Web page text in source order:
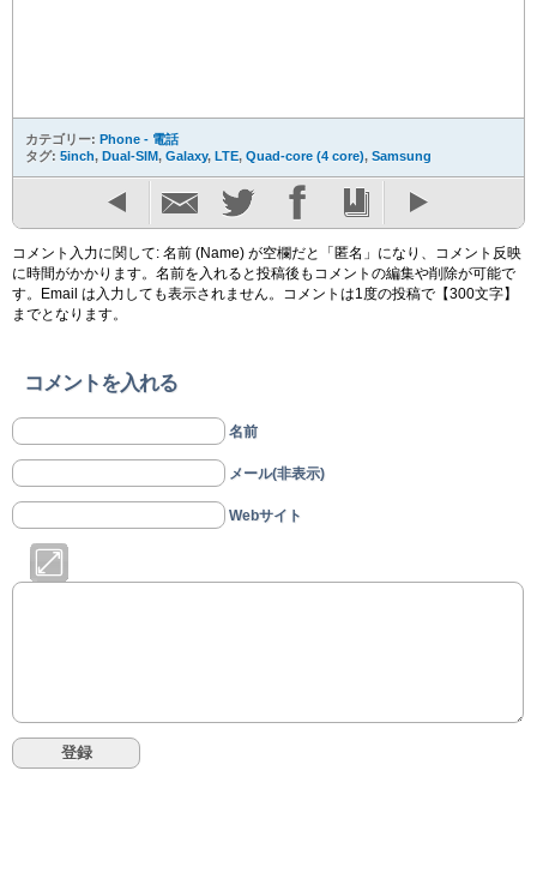
カテゴリー: Phone - 電話
タグ: 5inch, Dual-SIM, Galaxy, LTE, Quad-core (4 core), Samsung
コメント入力に関して: 名前 (Name) が空欄だと「匿名」になり、コメント反映
に時間がかかります。名前を入れると投稿後もコメントの編集や削除が可能で
す。Email は入力しても表示されません。コメントは1度の投稿で【300文字】
までとなります。
コメントを入れる
名前
メール(非表示)
Webサイト